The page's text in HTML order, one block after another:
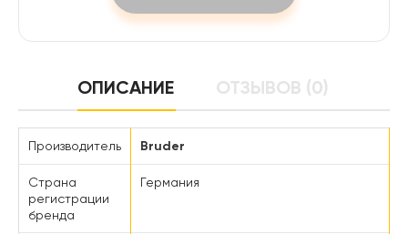
ОПИСАНИЕ ОТЗЫВОВ (0)
Производитель Bruder
Страна
регистрации
бренда
Германия